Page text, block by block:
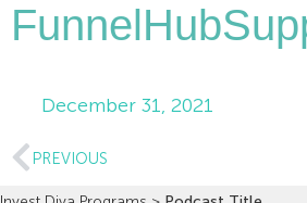
December 31, 2021
PREVIOUS